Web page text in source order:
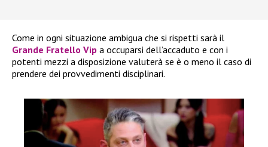
Come in ogni situazione ambigua che si rispetti sarà il
Grande Fratello Vip a occuparsi dell’accaduto e con i
potenti mezzi a disposizione valuterà se è o meno il caso di
prendere dei provvedimenti disciplinari.